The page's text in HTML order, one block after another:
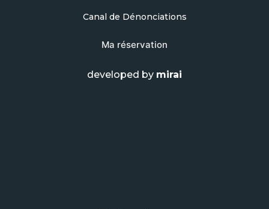
Canal de Dénonciations
Ma réservation
developed by mirai